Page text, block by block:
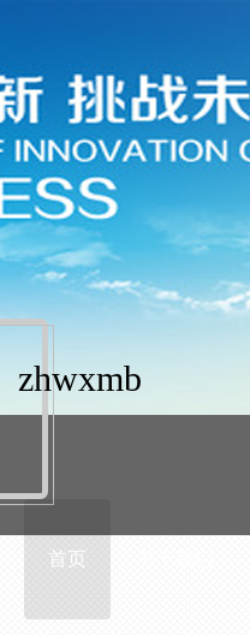
zhwxmb
首页